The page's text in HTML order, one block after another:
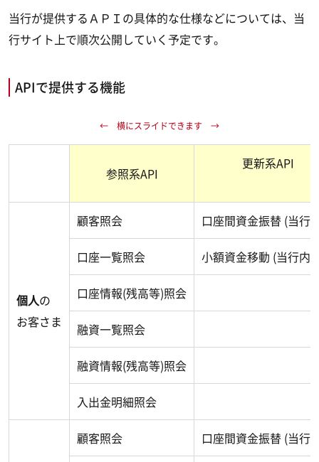
当行が提供するＡＰＩの具体的な仕様などについては、当
行サイト上で順次公開していく予定です。
APIで提供する機能
参照系API
更新系API
個人の
お客さま
顧客照会 口座間資金振替 (当行
口座一覧照会 小額資金移動 (当行内)
口座情報(残高等)照会
融資一覧照会
融資情報(残高等)照会
入出金明細照会
顧客照会 口座間資金振替 (当行